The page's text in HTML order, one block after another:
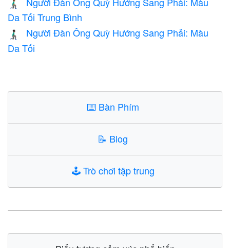
🧎🏾‍♂️‍➡️
Da Tối Trung Bình
🧎🏿‍♂️‍➡️
Người Đàn Ông Quỳ Hướng Sang Phải: Màu
Da Tối
⌨️ Bàn Phím
📝 Blog
🕹️Trò chơi tập trung